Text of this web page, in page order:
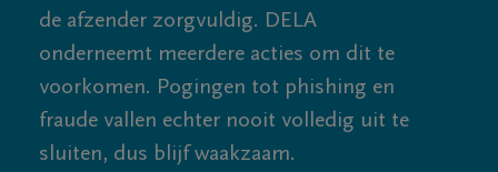
de afzender zorgvuldig. DELA
onderneemt meerdere acties om dit te
voorkomen. Pogingen tot phishing en
fraude vallen echter nooit volledig uit te
sluiten, dus blijf waakzaam.